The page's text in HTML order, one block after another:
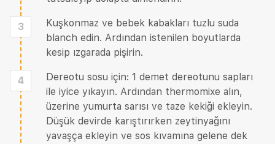
3
Kuşkonmaz ve bebek kabakları tuzlu suda
blanch edin. Ardından istenilen boyutlarda
kesip ızgarada pişirin.
4
Dereotu sosu için: 1 demet dereotunu sapları
ile iyice yıkayın. Ardından thermomixe alın,
üzerine yumurta sarısı ve taze kekiği ekleyin.
Düşük devirde karıştırırken zeytinyağını
yavaşça ekleyin ve sos kıvamına gelene dek